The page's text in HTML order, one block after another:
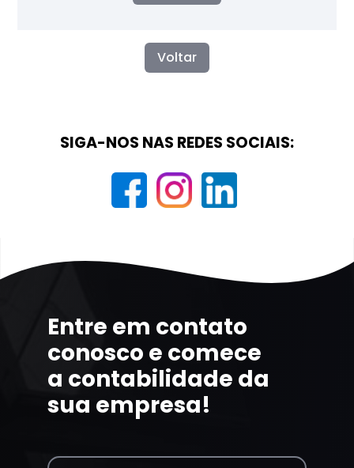
Voltar
SIGA-NOS NAS REDES SOCIAIS:
Entre em contato
conosco e comece
a contabilidade da
sua empresa!